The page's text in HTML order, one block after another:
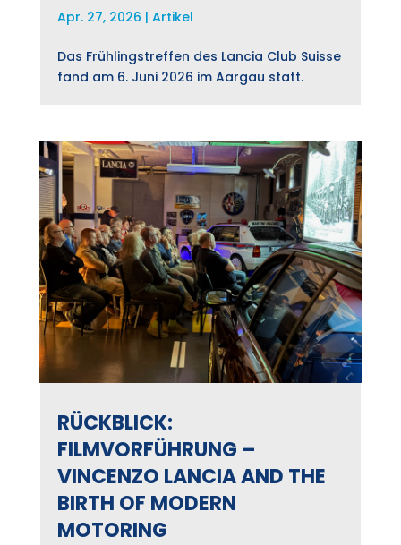
Apr. 27, 2026 | Artikel
Das Frühlingstreffen des Lancia Club Suisse
fand am 6. Juni 2026 im Aargau statt.
RÜCKBLICK:
FILMVORFÜHRUNG –
VINCENZO LANCIA AND THE
BIRTH OF MODERN
MOTORING